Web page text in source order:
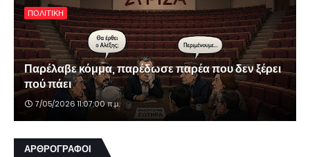
ΠΟΛΙΤΙΚΗ
Παρέλαβε κόμμα, παρέδωσε παρέα που δεν ξέρει
πού πάει
7/05/2026 11:07:00 π.μ.
ΑΡΘΡΟΓΡΑΦΟΙ